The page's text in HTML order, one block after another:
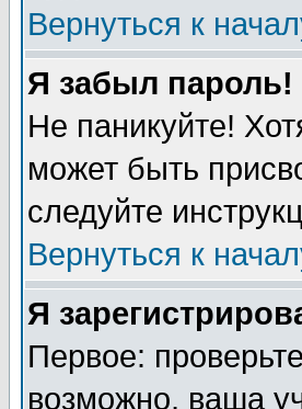
Вернуться к
Я забыл пароль!
Не паникуйте!
может быть
следуйте
Вернуться к
Я
Первое:
возможно, ваша